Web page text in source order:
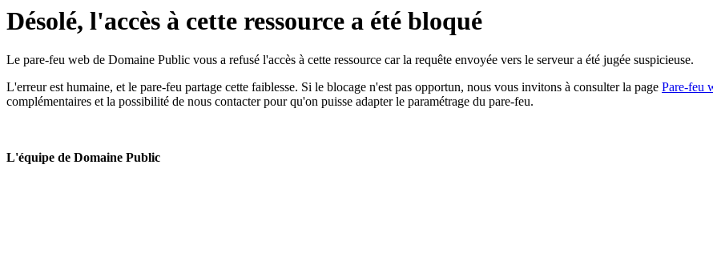
Désolé, l'accès à cette ressource a été bloqué
Le pare-feu web de Domaine Public vous a refusé l'accès à cette ressource car la requête envoyée vers le serveur a été jugée suspicieuse.
L'erreur est humaine, et le pare-feu partage cette faiblesse. Si le blocage n'est pas opportun, nous vous invitons à consulter la page Pare-feu
complémentaires et la possibilité de nous contacter pour qu'on puisse adapter le paramétrage du pare-feu.
L'équipe de Domaine Public